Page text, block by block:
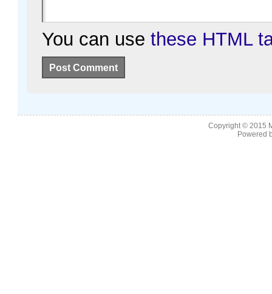
You can usethese HTML
Copyright © 2015
Powered